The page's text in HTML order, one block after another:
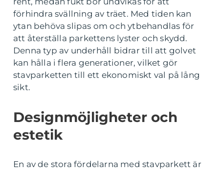
förhindra svällning av träet. Med tiden kan
ytan behöva slipas om och ytbehandlas för
att återställa parkettens lyster och skydd.
Denna typ av underhåll bidrar till att golvet
kan hålla i flera generationer, vilket gör
stavparketten till ett ekonomiskt val på lång
sikt.
Designmöjligheter och
estetik
En av de stora fördelarna med stavparkett är